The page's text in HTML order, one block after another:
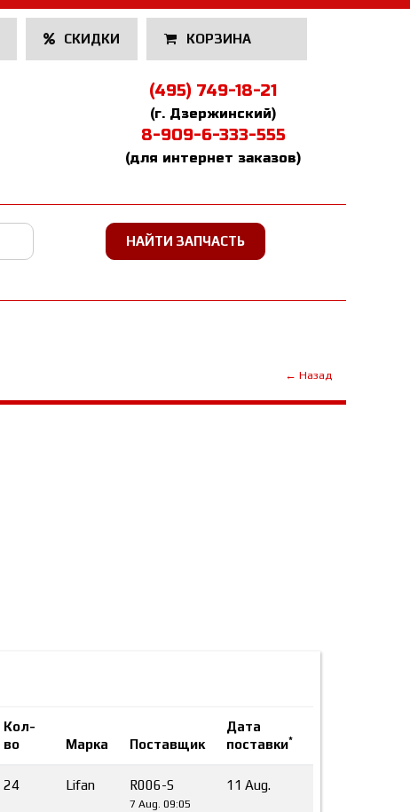
СКИДКИ КОРЗИНА
(495) 749-18-21
(г. Дзержинский)
8-909-6-333-555
(для интернет заказов)
← Назад
Кол-
во
Марка Поставщик
Дата
поставки*
24 Lifan R006-S
7 Aug. 09:05
11 Aug.